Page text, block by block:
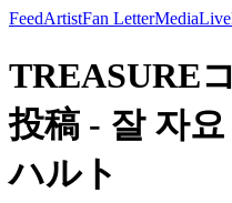
FeedArtistFan LetterMediaLive
TREASURE
投稿 - 잘 자
ハルト